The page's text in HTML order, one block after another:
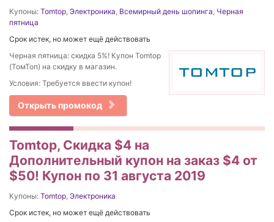
Купоны: Tomtop, Электроника, Всемирный день шопинга, Черная
пятница
Срок истек, но может ещё действовать
Черная пятница: скидка 5%! Купон Tomtop
(ТомТоп) на скидку в магазин.
Условия: Требуется ввести купон!
Открыть промокод
Tomtop, Скидка $4 на
Дополнительный купон на заказ $4 от
$50! Купон по 31 августа 2019
Купоны: Tomtop, Электроника
Срок истек, но может ещё действовать